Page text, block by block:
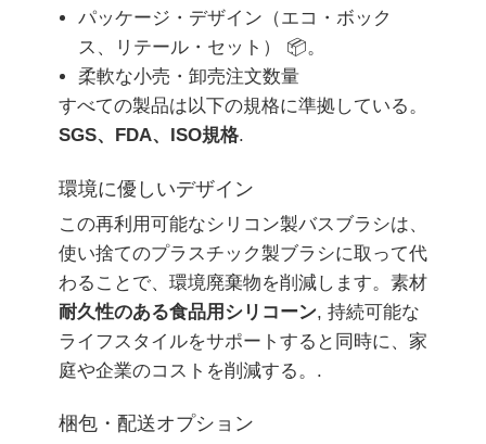
パッケージ・デザイン（エコ・ボック
ス、リテール・セット） 📦。
柔軟な小売・卸売注文数量
すべての製品は以下の規格に準拠している。
SGS、FDA、ISO規格.
環境に優しいデザイン
この再利用可能なシリコン製バスブラシは、
使い捨てのプラスチック製ブラシに取って代
わることで、環境廃棄物を削減します。素材
耐久性のある食品用シリコーン, 持続可能な
ライフスタイルをサポートすると同時に、家
庭や企業のコストを削減する。.
梱包・配送オプション